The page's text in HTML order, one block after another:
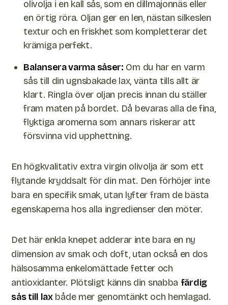
olivolja i en kall sås, som en dillmajonnäs eller
en örtig röra. Oljan ger en len, nästan silkeslen
textur och en friskhet som kompletterar det
krämiga perfekt.
Balansera varma såser: Om du har en varm
sås till din ugnsbakade lax, vänta tills allt är
klart. Ringla över oljan precis innan du ställer
fram maten på bordet. Då bevaras alla de fina,
flyktiga aromerna som annars riskerar att
försvinna vid upphettning.
En högkvalitativ extra virgin olivolja är som ett
flytande kryddsalt för din mat. Den förhöjer inte
bara en specifik smak, utan lyfter fram de bästa
egenskaperna hos alla ingredienser den möter.
Det här enkla knepet adderar inte bara en ny
dimension av smak och doft, utan också en dos
hälsosamma enkelomättade fetter och
antioxidanter. Plötsligt känns din snabba färdig
sås till laxbåde mer genomtänkt och hemlagad.